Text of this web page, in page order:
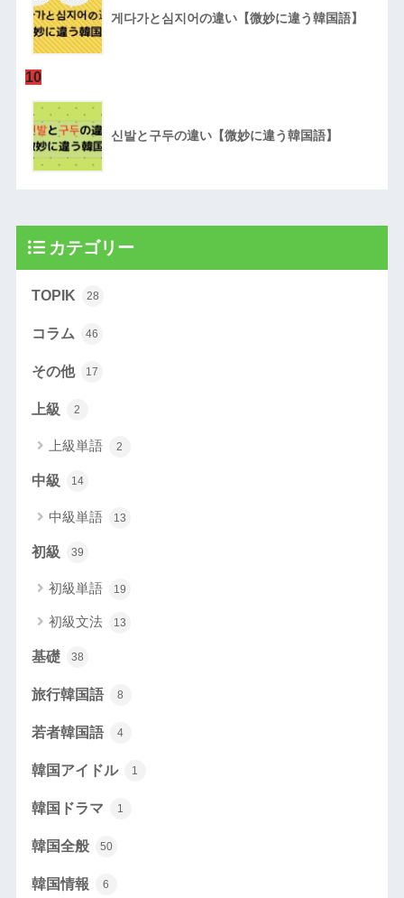
게다가と심지어の違い【微妙に違う韓国語】
10
신발と구두の違い【微妙に違う韓国語】
カテゴリー
TOPIK 28
コラム 46
その他 17
上級 2
上級単語 2
中級 14
中級単語 13
初級 39
初級単語 19
初級文法 13
基礎 38
旅行韓国語 8
若者韓国語 4
韓国アイドル 1
韓国ドラマ 1
韓国全般 50
韓国情報 6